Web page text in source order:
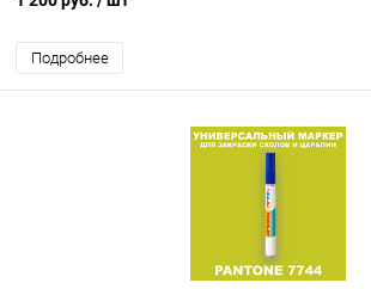
Подробнее